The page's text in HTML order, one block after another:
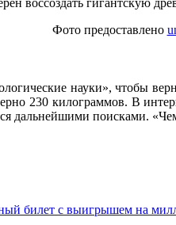
Фото предоставлено
науки», чтобы
230 килограммов. В
дальнейшими поисками.